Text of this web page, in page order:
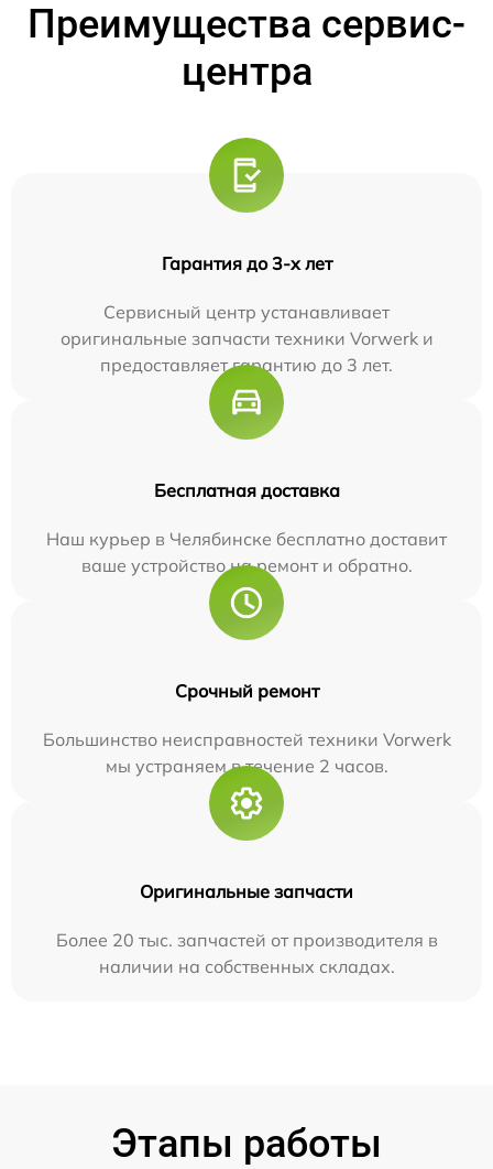
Преимущества сервис-
центра
Гарантия до 3-х лет
Сервисный центр устанавливает
оригинальные запчасти техники Vorwerk и
предоставляет гарантию до 3 лет.
Бесплатная доставка
Наш курьер в Челябинске бесплатно доставит
ваше устройство на ремонт и обратно.
Срочный ремонт
Большинство неисправностей техники Vorwerk
мы устраняем в течение 2 часов.
Оригинальные запчасти
Более 20 тыс. запчастей от производителя в
наличии на собственных складах.
Этапы работы